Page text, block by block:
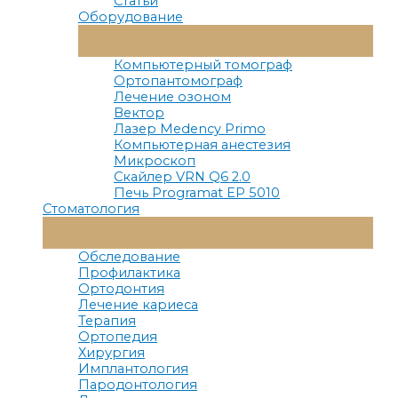
Оборудование
Меню
Компьютерный томограф
Ортопантомограф
Лечение озоном
Вектор
Лазер Medency Primo
Компьютерная анестезия
Микроскоп
Скайлер VRN Q6 2.0
Печь Programat EP 5010
Стоматология
Меню
Обследование
Профилактика
Ортодонтия
Лечение кариеса
Терапия
Ортопедия
Хирургия
Имплантология
Пародонтология